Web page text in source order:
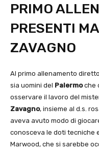
PRIMO
PRESENTI
ZAVAGNO
Al primo allenamento
sia uomini del Palermoche
osservare il lavoro del
Zavagno, insieme al d.s.
aveva avuto modo di
conosceva le doti tecniche
Marwood, che si sarebbe